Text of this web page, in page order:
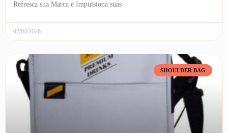
Refresca sua Marca e Impulsiona suas
02/04/2026
SHOULDER BAG